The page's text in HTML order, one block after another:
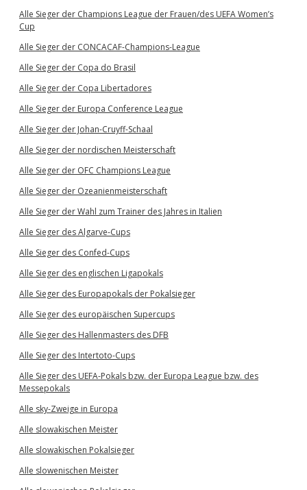
Alle Sieger der Champions League der Frauen/des UEFA Women’s
Cup
Alle Sieger der CONCACAF-Champions-League
Alle Sieger der Copa do Brasil
Alle Sieger der Copa Libertadores
Alle Sieger der Europa Conference League
Alle Sieger der Johan-Cruyff-Schaal
Alle Sieger der nordischen Meisterschaft
Alle Sieger der OFC Champions League
Alle Sieger der Ozeanienmeisterschaft
Alle Sieger der Wahl zum Trainer des Jahres in Italien
Alle Sieger des Algarve-Cups
Alle Sieger des Confed-Cups
Alle Sieger des englischen Ligapokals
Alle Sieger des Europapokals der Pokalsieger
Alle Sieger des europäischen Supercups
Alle Sieger des Hallenmasters des DFB
Alle Sieger des Intertoto-Cups
Alle Sieger des UEFA-Pokals bzw. der Europa League bzw. des
Messepokals
Alle sky-Zweige in Europa
Alle slowakischen Meister
Alle slowakischen Pokalsieger
Alle slowenischen Meister